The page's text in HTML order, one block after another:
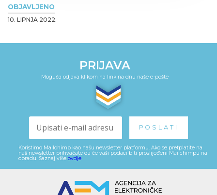
OBJAVLJENO
10. LIPNJA 2022.
PRIJAVA
Moguća odjava klikom na link na dnu naše e-pošte
Koristimo Mailchimp kao našu newsletter platformu. Ako se pretplatite na
naš newsletter prihvaćate da će vaši podaci biti proslijeđeni Mailchimpu na
obradu. Saznaj više ovdje.